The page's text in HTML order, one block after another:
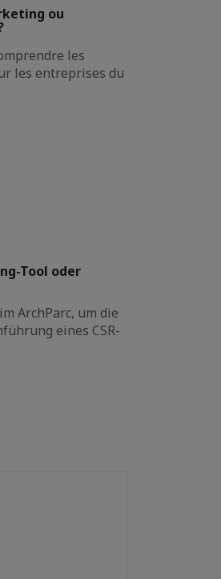
ou
les
les entreprises du
Tool oder
ArchParc, um die
eines CSR-